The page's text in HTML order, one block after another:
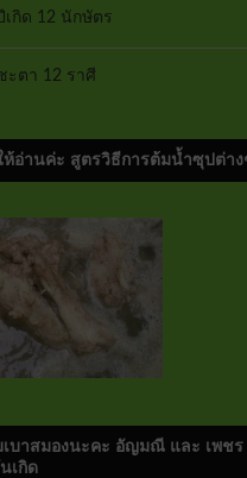
เกิด 12 นักษัตร
ะตา 12 ราศี
อ่านค่ะ สูตรวิธีการต้มน้ำซุปต่าง
บาสมองนะคะ อัญมณี และ เพชร
เกิด